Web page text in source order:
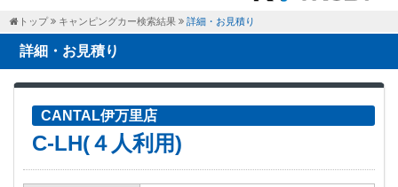
トップ キャンピングカー検索結果 詳細・お見積り
詳細・お見積り
CANTAL伊万里店
C-LH(４人利用)